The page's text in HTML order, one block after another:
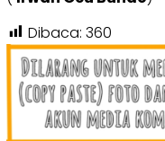
Dibaca: 360